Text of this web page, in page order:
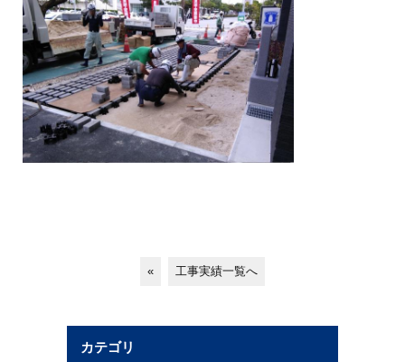
« 工事実績一覧へ
カテゴリ